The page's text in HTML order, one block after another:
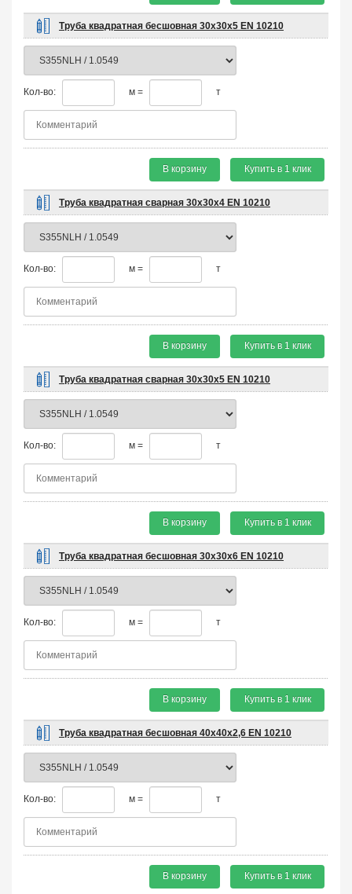
Труба квадратная бесшовная 30х30х5 EN 10210
Кол-во: м = т
В корзину Купить в 1 клик
Труба квадратная сварная 30х30х4 EN 10210
Кол-во: м = т
В корзину Купить в 1 клик
Труба квадратная сварная 30х30х5 EN 10210
Кол-во: м = т
В корзину Купить в 1 клик
Труба квадратная бесшовная 30х30х6 EN 10210
Кол-во: м = т
В корзину Купить в 1 клик
Труба квадратная бесшовная 40х40х2,6 EN 10210
Кол-во: м = т
В корзину Купить в 1 клик